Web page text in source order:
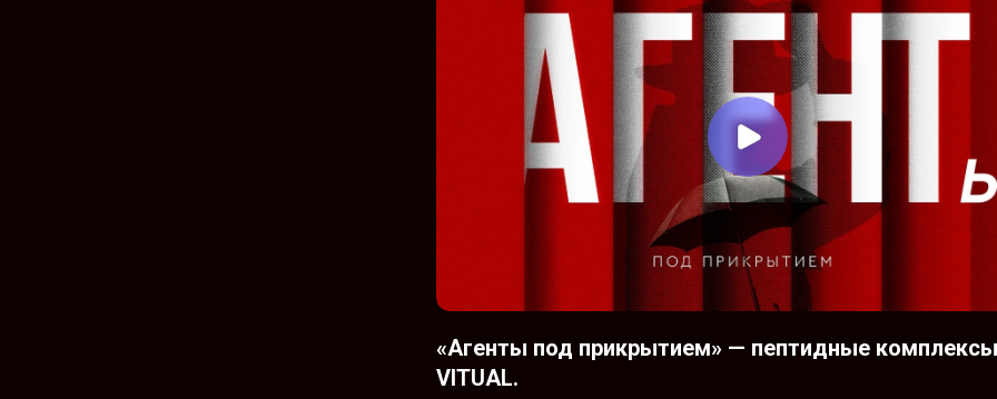
«Агенты под прикрытием» — пептидные комплексы
VITUAL.